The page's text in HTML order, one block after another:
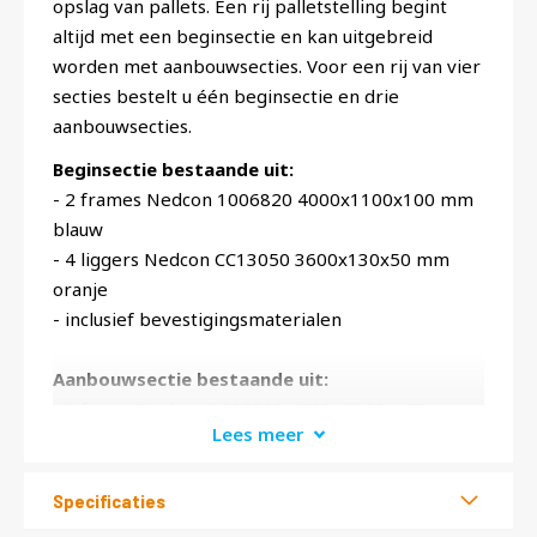
opslag van pallets. Een rij palletstelling begint
altijd met een beginsectie en kan uitgebreid
worden met aanbouwsecties. Voor een rij van vier
secties bestelt u één beginsectie en drie
aanbouwsecties.
Beginsectie bestaande uit:
- 2 frames Nedcon 1006820 4000x1100x100 mm
blauw
- 4 liggers Nedcon CC13050 3600x130x50 mm
oranje
- inclusief bevestigingsmaterialen
Aanbouwsectie bestaande uit:
oranje
Lees meer
Specificaties